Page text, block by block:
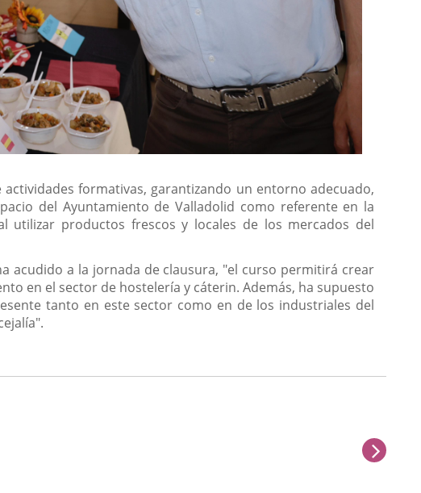
formativas, garantizando un entorno adecuado,
del Ayuntamiento de Valladolid como referente en la
utilizar productos frescos y locales de los mercados del
acudido a la jornada de clausura, "el curso permitirá crear
en el sector de hostelería y cáterin. Además, ha supuesto
tanto en este sector como en de los industriales del
next